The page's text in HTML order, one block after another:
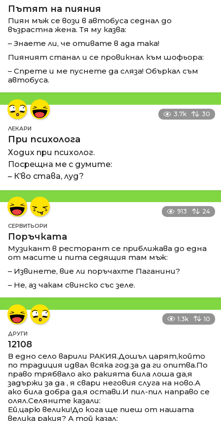
Пътят на пияния
Пиян мъж се вози в автобуса седнал до
възрастна жена. Тя му казва:
– Знаете ли, че отивате в ада така!
Пияният станал и се провикнал към шофьора:
– Спрете и ме пуснете да сляза! Объркал съм
автобуса.
3.7k 30
ЛЕКАРИ
При психолога
Ходих при психолог.
Посрещна ме с думите:
– К’во става, луд?
913 24
СЕРВИТЬОРИ
Поръчката
Музикант в ресторант се приближава до една
от масите и пита седящия там мъж:
– Извинете, вие ли поръчахте Паганини?
– Не, аз чакам свинско със зеле.
1.3k 10
ДРУГИ
12108
В едно село варили РАКИЯ.Дошъл царят,който
по традиция идвал всяка год.за да ги опитва.По
право трябвало ако ракията била лоша да,я
задържи за да , я свари неговия слуга на ново.А
ако била добра да,я остави.И пил-пил направо се
олял.Селяните казали:
Ей,царю велики!До кога ще пиеш от нашата
велика ракия? А той казал: